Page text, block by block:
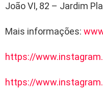
João VI, 82 – Jardim
Mais informações:
https://
https://